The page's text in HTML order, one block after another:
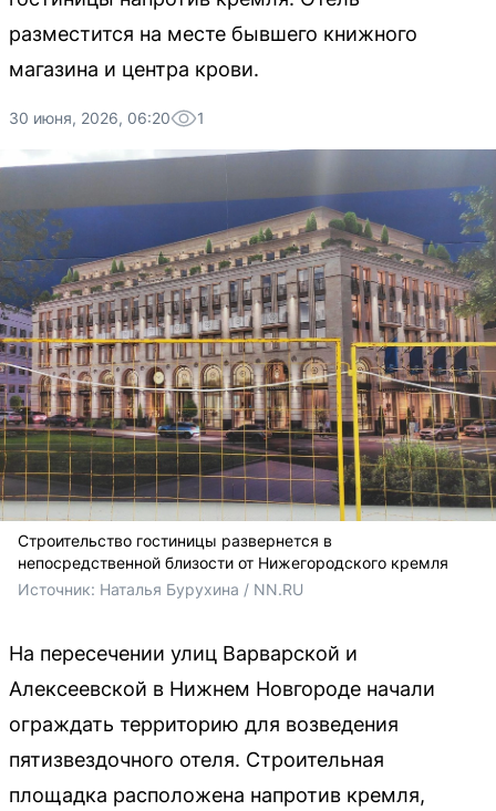
разместится на месте бывшего книжного
магазина и центра крови.
30 июня, 2026, 06:20 1
Строительство гостиницы развернется в
непосредственной близости от Нижегородского кремля
Источник: Наталья Бурухина / NN.RU
На пересечении улиц Варварской и
Алексеевской в Нижнем Новгороде начали
ограждать территорию для возведения
пятизвездочного отеля. Строительная
площадка расположена напротив кремля,